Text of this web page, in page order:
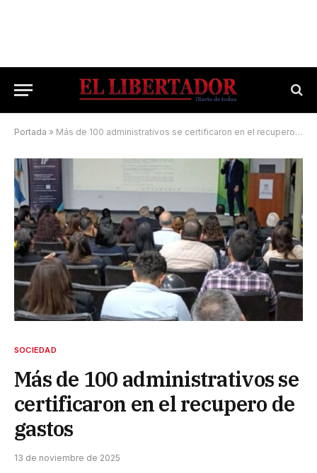
Portada » Más de 100 administrativos se certificaron en el recupero de gastos
SOCIEDAD
Más de 100 administrativos se
certificaron en el recupero de
gastos
13 de noviembre de 2025